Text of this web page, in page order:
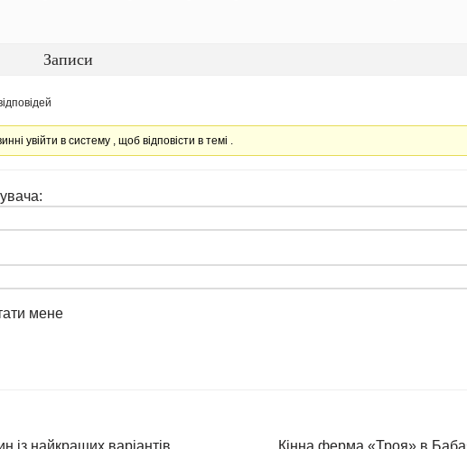
Записи
увійти в систему , щоб відповісти в темі .
мене
із найкращих варіантів
Кінна ферма «Троя» в